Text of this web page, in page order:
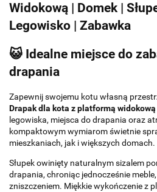
Widokową | Domek |
Legowisko | Zabawka
😺 Idealne miejsce do
drapania
Zapewnij swojemu kotu własną
Drapak dla kota z platformą widokową
legowiska, miejsca do drapania oraz
kompaktowym wymiarom świetnie
mieszkaniach, jak i większych domach.
Słupek owinięty naturalnym sizalem
drapania, chroniąc jednocześnie
zniszczeniem. Miękkie wykończenie z